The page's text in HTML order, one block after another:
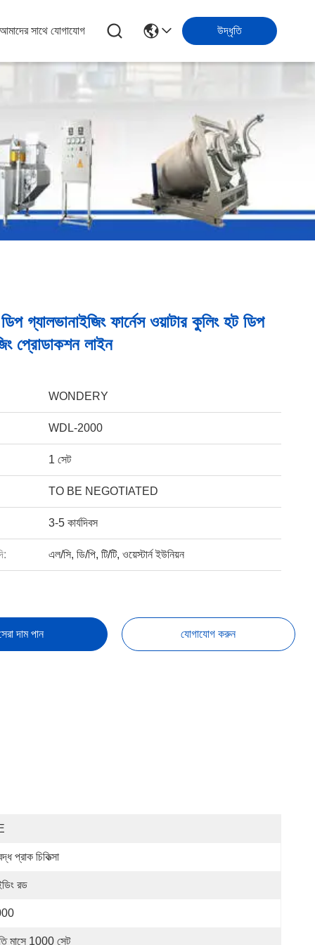
আমাদের সাথে যোগাযোগ উদ্ধৃতি
ডিপ গ্যালভানাইজিং ফার্নেস ওয়াটার কুলিং হট ডিপ
প্রোডাকশন লাইন
WONDERY
WDL-2000
1 সেট
TO BE NEGOTIATED
3-5 কার্যদিবস
এল/সি, ডি/পি, টি/টি, ওয়েস্টার্ন ইউনিয়ন
দাম পান যোগাযোগ করুন
প্রাক চিকিত্সা
রড
মাসে 1000 সেট